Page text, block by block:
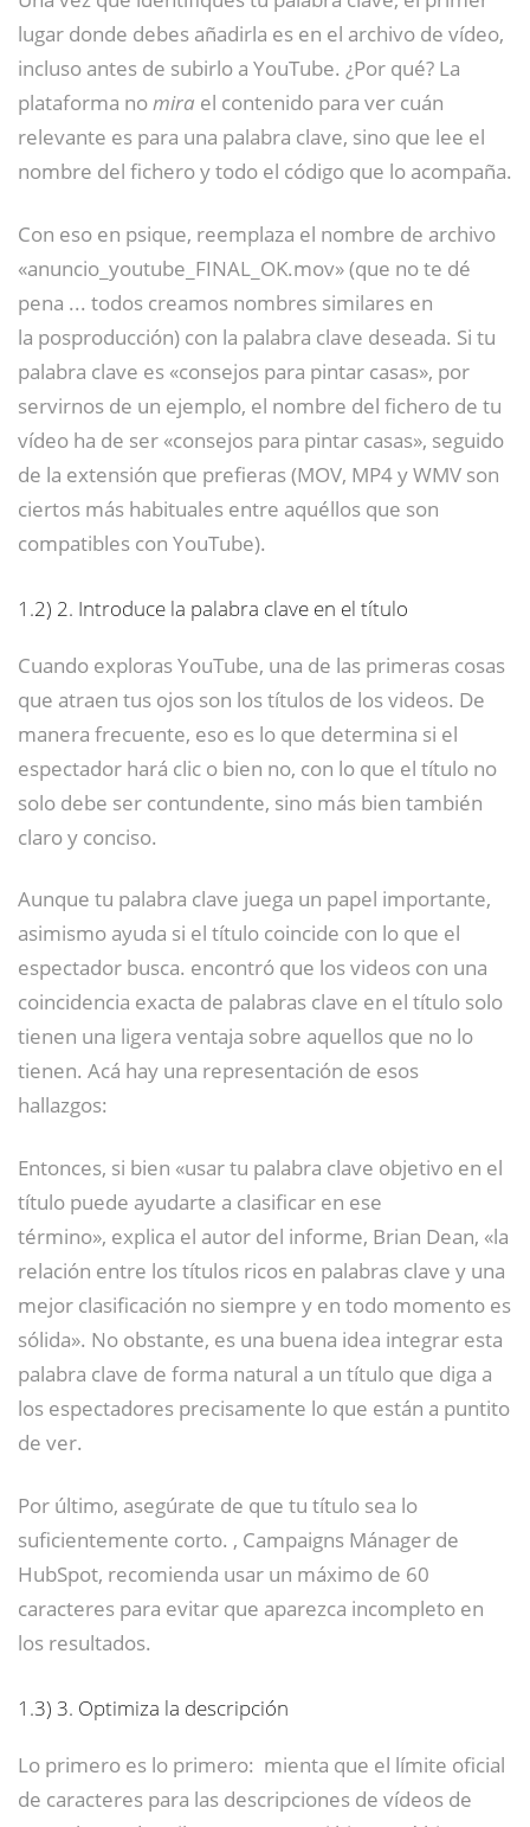
lugar donde debes añadirla es en el archivo de vídeo,
incluso antes de subirlo a YouTube. ¿Por qué? La
plataforma nomira el contenido para ver cuán
relevante es para una palabra clave, sino que lee el
nombre del fichero y todo el código que lo acompaña.
Con eso en psique, reemplaza el nombre de archivo
«anuncio_youtube_FINAL_OK.mov» (que no te dé
pena ... todos creamos nombres similares en
la posproducción) con la palabra clave deseada. Si tu
palabra clave es «consejos para pintar casas», por
servirnos de un ejemplo, el nombre del fichero de tu
vídeo ha de ser «consejos para pintar casas», seguido
de la extensión que prefieras (MOV, MP4 y WMV son
ciertos más habituales entre aquéllos que son
compatibles con YouTube).
1.2) 2. Introduce la palabra clave en el título
Cuando exploras YouTube, una de las primeras cosas
que atraen tus ojos son los títulos de los videos. De
manera frecuente, eso es lo que determina si el
espectador hará clic o bien no, con lo que el título no
solo debe ser contundente, sino más bien también
claro y conciso.
Aunque tu palabra clave juega un papel importante,
asimismo ayuda si el título coincide con lo que el
espectador busca. encontró que los videos con una
coincidencia exacta de palabras clave en el título solo
tienen una ligera ventaja sobre aquellos que no lo
tienen. Acá hay una representación de esos
hallazgos:
Entonces, si bien «usar tu palabra clave objetivo en el
título puede ayudarte a clasificar en ese
término», explica el autor del informe, Brian Dean, «la
relación entre los títulos ricos en palabras clave y una
mejor clasificación no siempre y en todo momento es
sólida». No obstante, es una buena idea integrar esta
palabra clave de forma natural a un título que diga a
los espectadores precisamente lo que están a puntito
de ver.
Por último, asegúrate de que tu título sea lo
suficientemente corto. , Campaigns Mánager de
HubSpot, recomienda usar un máximo de 60
caracteres para evitar que aparezca incompleto en
los resultados.
1.3) 3. Optimiza la descripción
Lo primero es lo primero: mienta que el límite oficial
de caracteres para las descripciones de vídeos de